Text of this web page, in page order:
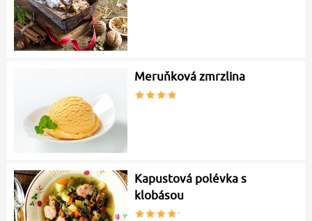
Meruňková zmrzlina
Kapustová polévka s
klobásou